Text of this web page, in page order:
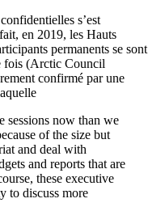
s’est
en 2019, les Hauts
permanents se sont
fois (Arctic Council
confirmé par une
sessions now than we
of the size but
and deal with
and reports that are
these executive
to discuss more